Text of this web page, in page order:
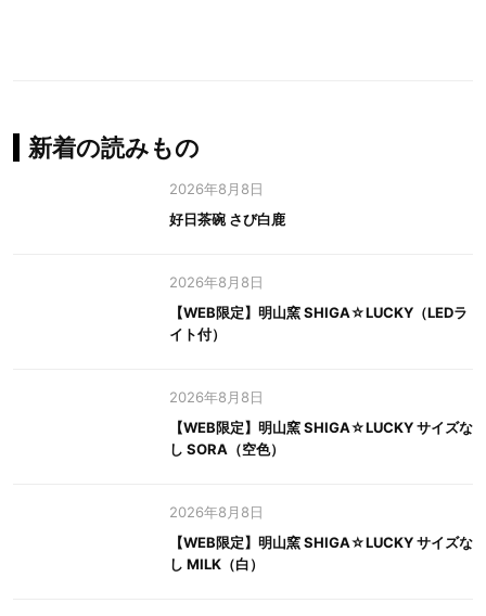
新着の読みもの
2026年8月8日
好日茶碗 さび白鹿
2026年8月8日
【WEB限定】明山窯 SHIGA☆LUCKY（LEDラ
イト付）
2026年8月8日
【WEB限定】明山窯 SHIGA☆LUCKY サイズな
し SORA（空色）
2026年8月8日
【WEB限定】明山窯 SHIGA☆LUCKY サイズな
し MILK（白）